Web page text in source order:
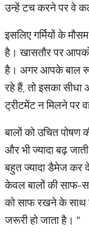
उन्हें टच करने पर वे
इसलिए गर्मियों के
है। खासतौर पर
है। अगर आपके बाल
रहे हैं, तो इसका
ट्रीटमेंट न मिलने पर
बालों को उचित पोषण
और भी ज्यादा बढ़
बहुत ज्यादा डैमेज कर
केवल बालों की साफ-
को साफ रखने के साथ
जरूरी हो जाता है। ”